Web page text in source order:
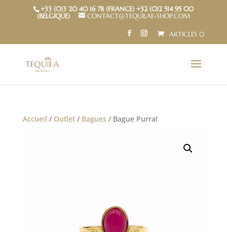
+33 (0)3 20 40 16 78 (FRANCE) +32 (0)2 514 95 00
(BELGIQUE)
CONTACT@TEQUILAE-SHOP.COM
ARTICLES 0
Accueil / Outlet/ Bagues / Bague Purral